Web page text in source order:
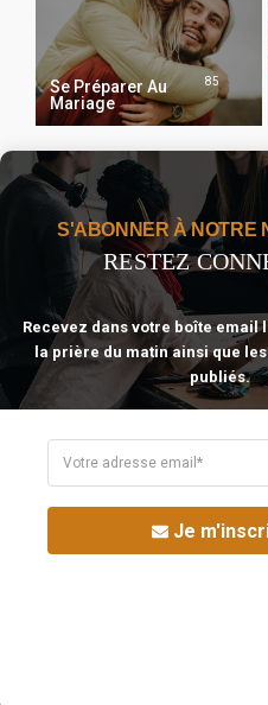
Se Préparer Au
Mariage
85
Recevoir Notre
The real voyage of discovery
seeing with new eyes. All
which the traveler is unaware.
©Fréquence Chrétienne
S'ABONNER À NOTRE
RESTEZ
Recevez dans votre boîte email
la prière du matin ainsi que
publiés.
Je